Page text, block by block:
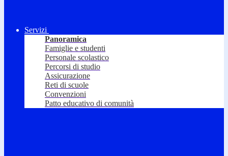
Servizi
Panoramica
Famiglie e studenti
Personale scolastico
Percorsi di studio
Assicurazione
Reti di scuole
Convenzioni
Patto educativo di comunità